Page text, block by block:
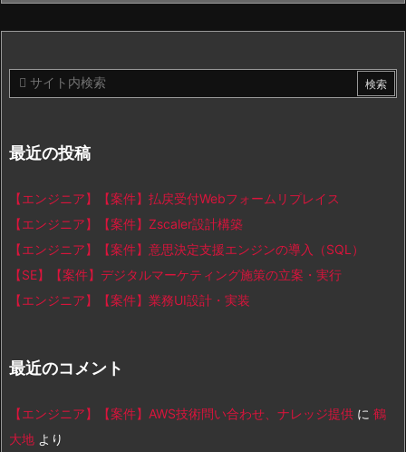
最近の投稿
【エンジニア】【案件】払戻受付Webフォームリプレイス
【エンジニア】【案件】Zscaler設計構築
【エンジニア】【案件】意思決定支援エンジンの導入（SQL）
【SE】【案件】デジタルマーケティング施策の立案・実行
【エンジニア】【案件】業務UI設計・実装
最近のコメント
【エンジニア】【案件】AWS技術問い合わせ、ナレッジ提供 に 鶴
大地 より